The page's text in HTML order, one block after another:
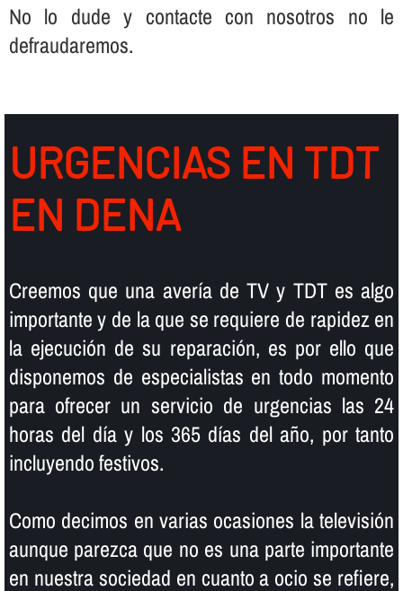
No lo dude y contacte con nosotros no le
defraudaremos.
URGENCIAS EN TDT
EN DENA
Creemos que una averí­a de TV y TDT es algo
importante y de la que se requiere de rapidez en
la ejecución de su reparación, es por ello que
disponemos de especialistas en todo momento
para ofrecer un servicio de urgencias las 24
horas del dí­a y los 365 dí­as del año, por tanto
incluyendo festivos.
Como decimos en varias ocasiones la televisión
aunque parezca que no es una parte importante
en nuestra sociedad en cuanto a ocio se refiere,